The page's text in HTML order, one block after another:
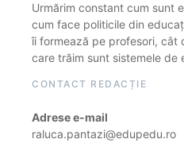
Urmărim constant cum sunt
cum face politicile din
îi formează pe profesori, cât
care trăim sunt sistemele de
CONTACT REDACȚIE
Adrese e-mail
raluca.pantazi@edupedu.ro